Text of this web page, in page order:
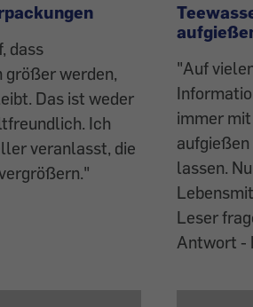
dass
werden,
Das ist weder
Ich
veranlasst, die
"Auf
immer
lassen.
Leser
Antwort -